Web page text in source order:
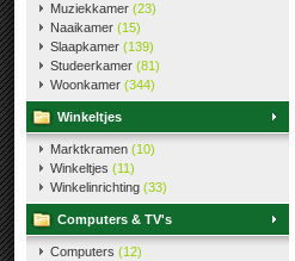
Muziekkamer (23)
Naaikamer (15)
Slaapkamer (139)
Studeerkamer (81)
Woonkamer (344)
Winkeltjes
Marktkramen (10)
Winkeltjes (11)
Winkelinrichting (33)
Computers & TV's
Computers (12)